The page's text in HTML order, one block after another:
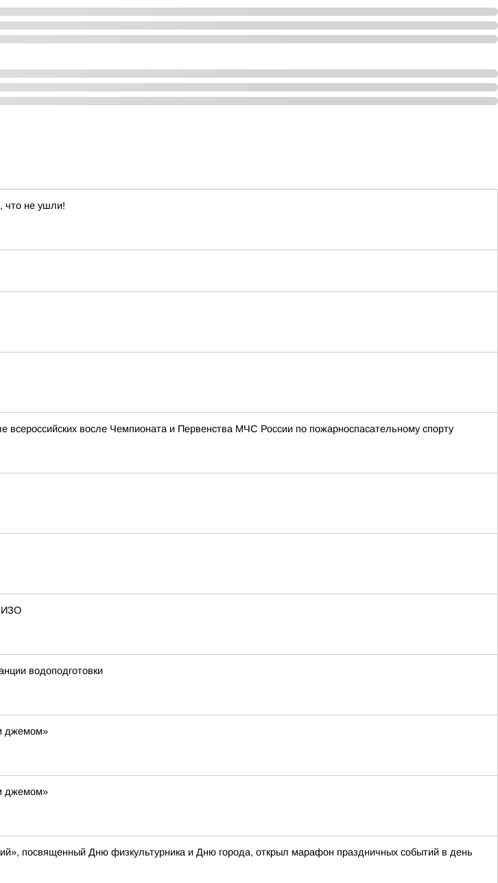
что не ушли!
всероссийских восле Чемпионата и Первенства МЧС России по пожарноспасательному спорту
водоподготовки
джемом»
джемом»
посвященный Дню физкультурника и Дню города, открыл марафон праздничных событий в день